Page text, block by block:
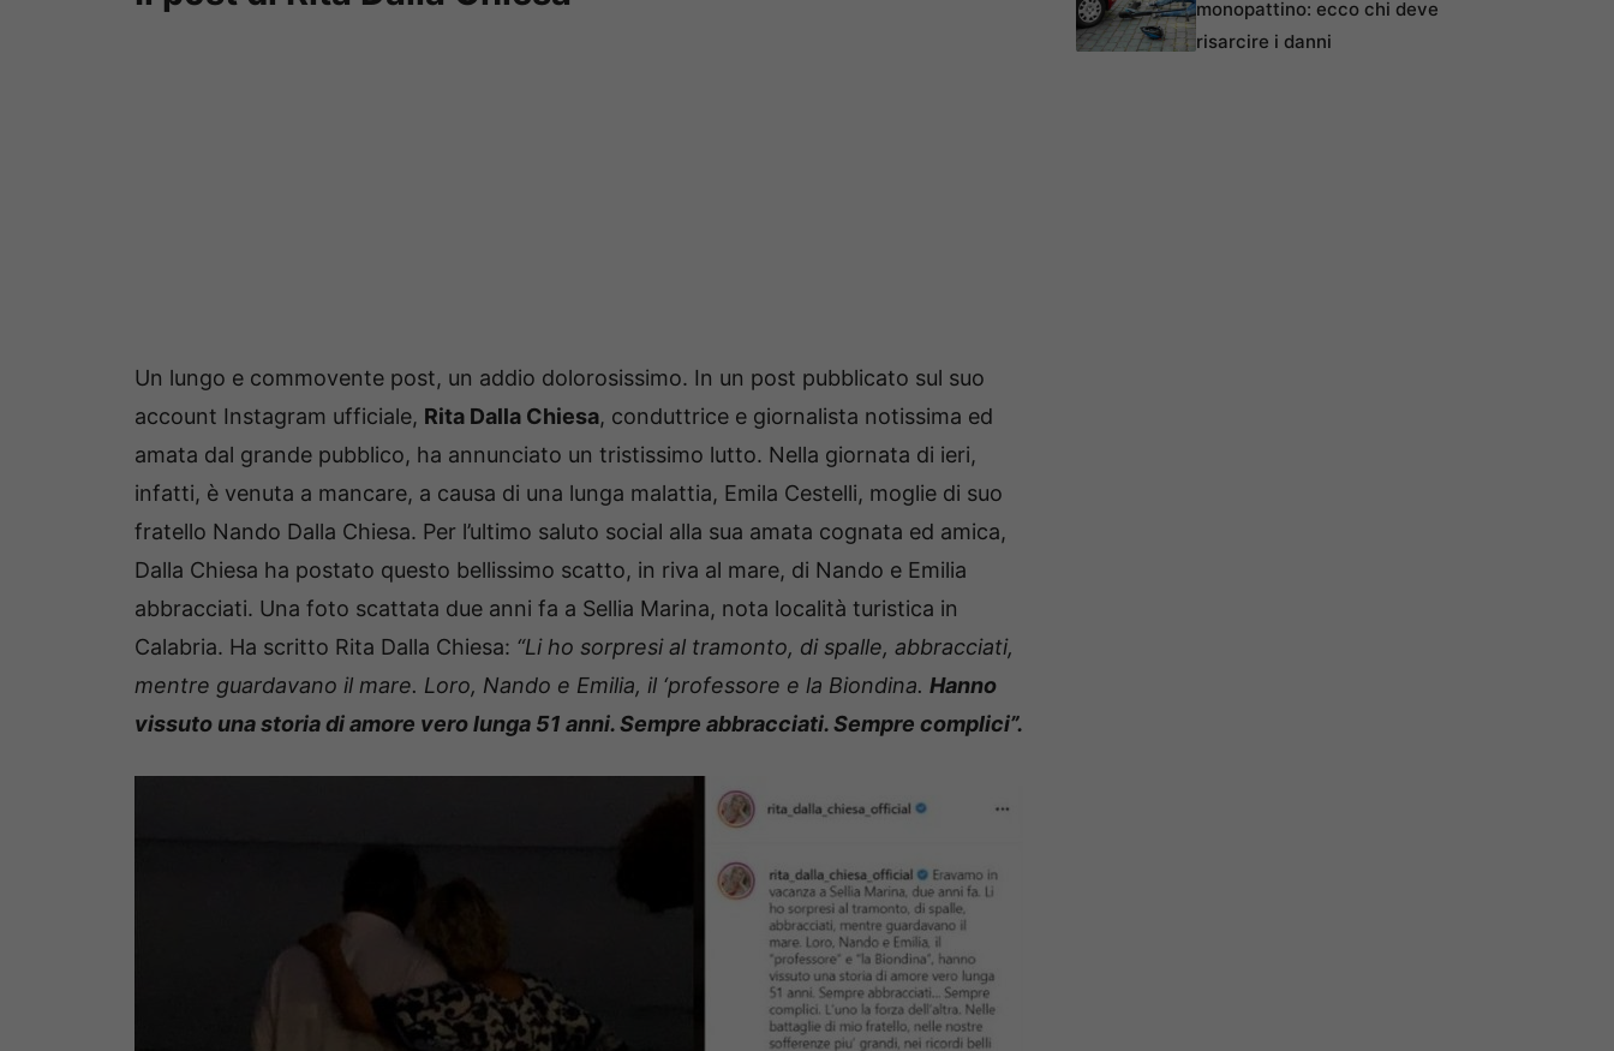
Un lungo e commovente post, un addio dolorosissimo. In un post pubblicato sul suo
account Instagram ufficiale, Rita Dalla Chiesa, conduttrice e giornalista notissima ed
amata dal grande pubblico, ha annunciato un tristissimo lutto. Nella giornata di ieri,
infatti, è venuta a mancare, a causa di una lunga malattia, Emila Cestelli, moglie di suo
fratello Nando Dalla Chiesa. Per l’ultimo saluto social alla sua amata cognata ed amica,
Dalla Chiesa ha postato questo bellissimo scatto, in riva al mare, di Nando e Emilia
abbracciati. Una foto scattata due anni fa a Sellia Marina, nota località turistica in
Calabria. Ha scritto Rita Dalla Chiesa: “Li ho sorpresi al tramonto, di spalle, abbracciati,
mentre guardavano il mare. Loro, Nando e Emilia, il ‘professore e la Biondina. Hanno
vissuto una storia di amore vero lunga 51 anni. Sempre abbracciati. Sempre complici”.
monopattino: ecco chi deve
risarcire i danni